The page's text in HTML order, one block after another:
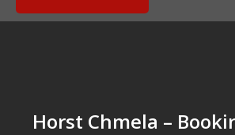
Horst Chmela –